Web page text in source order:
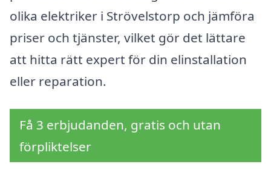
olika elektriker i Strövelstorp och jämföra
priser och tjänster, vilket gör det lättare
att hitta rätt expert för din elinstallation
eller reparation.
Få 3 erbjudanden, gratis och utan
förpliktelser